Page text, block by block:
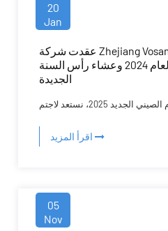
20
Jan
عقدت شركة Zhejiang Vosam Elevator Co., Ltd.
الاجتماع السنوي لعام 2024 وعشاء رأس السنة
الجديدة
اقرأ المزيد
05
Nov